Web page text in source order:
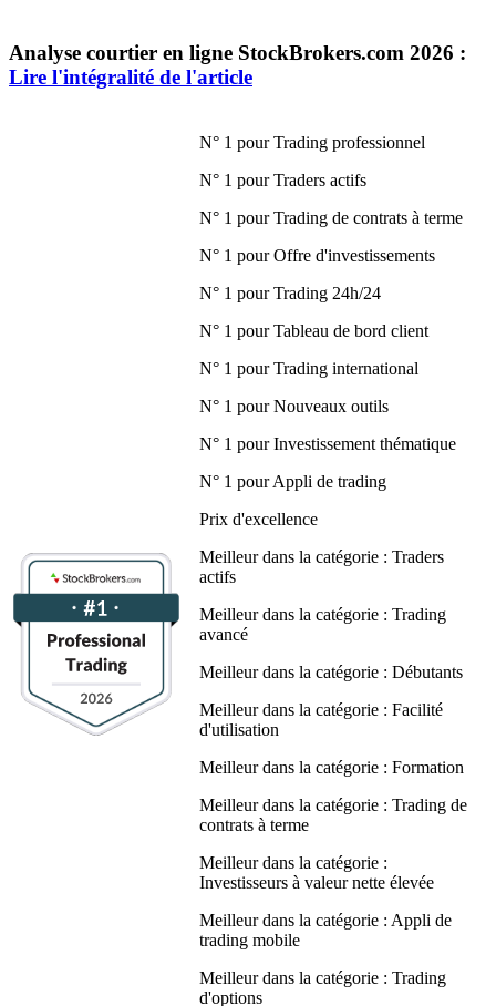
Analyse courtier en ligne StockBrokers.com 2026 :
Lire l'intégralité de l'article
N° 1 pour Trading professionnel
N° 1 pour Traders actifs
N° 1 pour Trading de contrats à terme
N° 1 pour Offre d'investissements
N° 1 pour Trading 24h/24
N° 1 pour Tableau de bord client
N° 1 pour Trading international
N° 1 pour Nouveaux outils
N° 1 pour Investissement thématique
N° 1 pour Appli de trading
Prix d'excellence
Meilleur dans la catégorie : Traders
actifs
Meilleur dans la catégorie : Trading
avancé
Meilleur dans la catégorie : Débutants
Meilleur dans la catégorie : Facilité
d'utilisation
Meilleur dans la catégorie : Formation
Meilleur dans la catégorie : Trading de
contrats à terme
Meilleur dans la catégorie :
Investisseurs à valeur nette élevée
Meilleur dans la catégorie : Appli de
trading mobile
Meilleur dans la catégorie : Trading
d'options